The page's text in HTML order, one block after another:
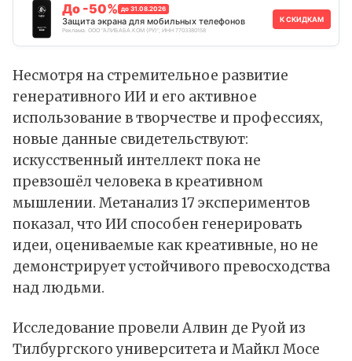
До -50% до 31.08.2026
Защита экрана для мобильных телефонов
Реклама. ООО "АЛИБАБА.КОМ (РУ)", ИНН 7703380158
К СКИДКАМ
Несмотря на стремительное развитие
генеративного ИИи его активное
использование в творчестве и профессиях,
новые данные свидетельствуют:
искусственный интеллект пока не
превзошёл человека в креативном
мышлении. Метанализ 17 экспериментов
показал, что ИИ способен генерировать
идеи, оцениваемые как креативные, но не
демонстрирует устойчивого превосходства
над людьми.
Исследование провели Алвин де Руой из
Тилбургского университета и Майкл Мосе